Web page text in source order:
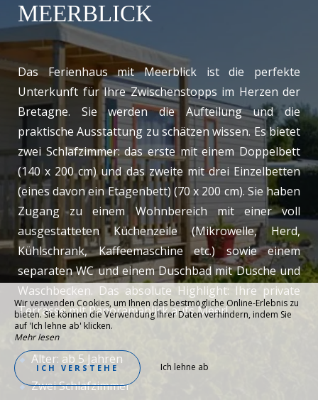
MEERBLICK
Das Ferienhaus mit Meerblick ist die perfekte
Unterkunft für Ihre Zwischenstopps im Herzen der
Bretagne. Sie werden die Aufteilung und die
praktische Ausstattung zu schätzen wissen. Es bietet
zwei Schlafzimmer: das erste mit einem Doppelbett
(140 x 200 cm) und das zweite mit drei Einzelbetten
(eines davon ein Etagenbett) (70 x 200 cm). Sie haben
Zugang zu einem Wohnbereich mit einer voll
ausgestatteten Küchenzeile (Mikrowelle, Herd,
Kühlschrank, Kaffeemaschine etc.) sowie einem
separaten WC und einem Duschbad mit Dusche und
Waschbecken. Das absolute Highlight: Ihre private
Terrasse mit Panoramablick aufs Meer!
Alter: ab 5 Jahren
Zwei Schlafzimmer
Wir verwenden Cookies, um Ihnen das bestmögliche Online-Erlebnis zu
bieten. Sie können die Verwendung Ihrer Daten verhindern, indem Sie
auf 'Ich lehne ab' klicken.
Mehr lesen
ICH VERSTEHE Ich lehne ab